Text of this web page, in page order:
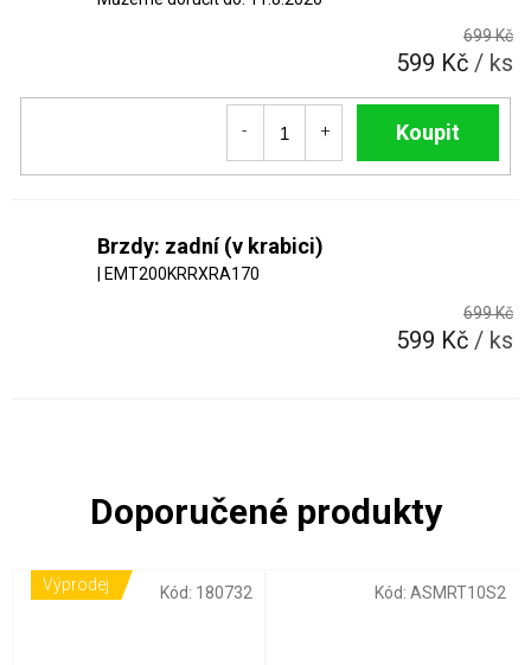
Výprodej Kód: 180732 Kód: ASMRT10S2
699 Kč
599 Kč / ks
Do košíku
Brzdy: zadní (v krabici)
| EMT200KRRXRA170
699 Kč
599 Kč / ks